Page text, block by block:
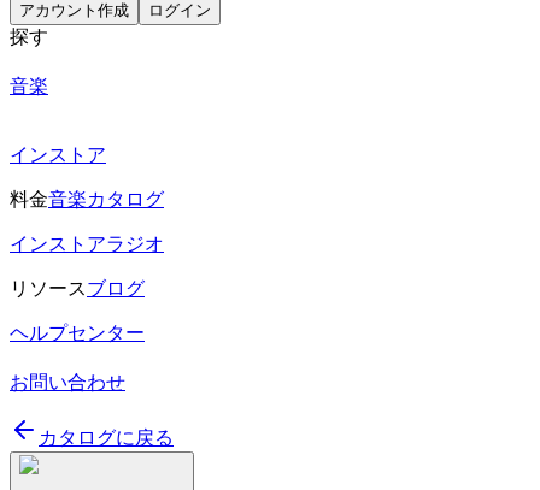
アカウント作成 ログイン
探す
音楽
インストア
料金音楽カタログ
インストアラジオ
リソースブログ
ヘルプセンター
お問い合わせ
カタログに戻る